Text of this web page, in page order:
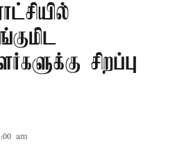
சிறப்பு
am